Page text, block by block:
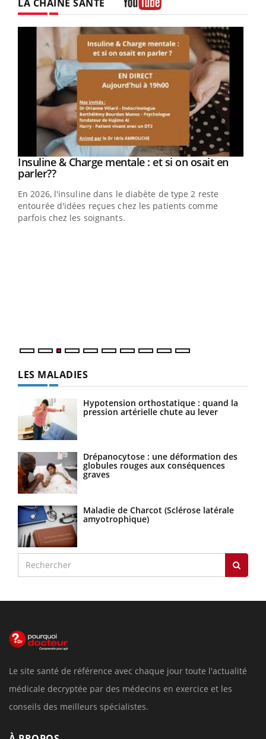
LA CHAÎNE SANTÉ
Youtube
Insuline & Charge mentale : et si on osait en
parler??Youtube
En 2026, l'insuline dans le diabète de type 2 reste
entourée d'idées reçues chez les patients comme
parfois chez les soignants.
LES MALADIES
Hypotension orthostatique : quand la
pression artérielle chute au lever
Drépanocytose : une déformation des
globules rouges aux conséquences
graves
Maladie de Charcot (Sclérose latérale
amyotrophique)
Le site santé de référence avec chaque jour toute l'actualité
médicale decryptée par des médecins en exercice et les
conseils des meilleurs spécialistes.